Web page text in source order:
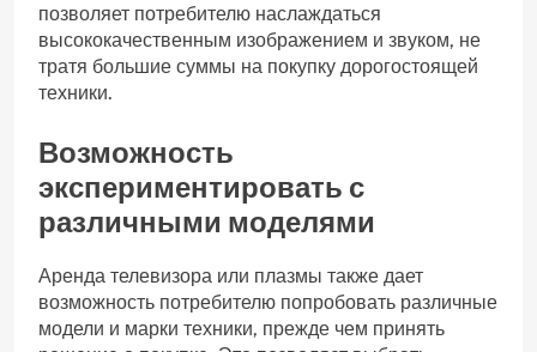
позволяет потребителю наслаждаться
высококачественным изображением и звуком, не
тратя большие суммы на покупку дорогостоящей
техники.
Возможность
экспериментировать с
различными моделями
Аренда телевизора или плазмы также дает
возможность потребителю попробовать различные
модели и марки техники, прежде чем принять